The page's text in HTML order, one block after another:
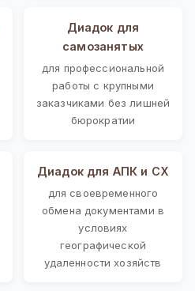
Диадок для
самозанятых
для профессиональной
работы с крупными
заказчиками без лишней
бюрократии
Диадок для АПК и СХ
для своевременного
обмена документами в
условиях
географической
удаленности хозяйств